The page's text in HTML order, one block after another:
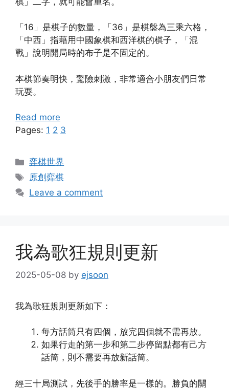
「16」是棋子的數量，「36」是棋盤為三乘六格，
「中西」指藉用中國象棋和西洋棋的棋子，「混
戰」說明開局時的布子是不固定的。
本棋節奏明快，驚險刺激，非常適合小朋友們日常
玩耍。
Read more
Pages: 1 2 3
Categories
弈棋世界
Tags
原創弈棋
Leave a comment
我為歌狂規則更新
2025-05-08 by ejsoon
我為歌狂規則更新如下：
每方話筒只有四個，放完四個就不需再放。
如果行走的第一步和第二步停留點都有己方
話筒，則不需要再放新話筒。
經三十局測試，先後手的勝率是一樣的。勝負的關